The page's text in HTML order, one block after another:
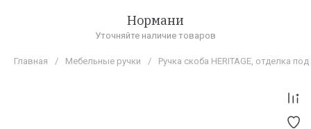
Нормани
Уточняйте наличие товаров
Главная / Мебельные ручки / Ручка скоба HERITAGE, отделка